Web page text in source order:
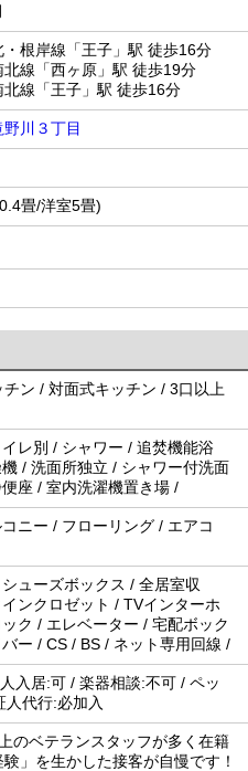
・根岸線「王子」駅 徒歩16分
線「西ヶ原」駅 徒歩19分
線「王子」駅 徒歩16分
川３丁目
畳/洋室5畳)
チン / 対面式キッチン / 3口以上
レ別 / シャワー / 追焚機能浴
/ 洗面所独立 / シャワー付洗面
座 / 室内洗濯機置き場 /
ニー / フローリング / エアコ
ューズボックス / 全居室収
ンクロゼット / TVインターホ
ク / エレベーター / 宅配ボック
ー / CS / BS / ネット専用回線 /
入居:可 / 楽器相談:不可 / ペッ
人代行:必加入
のベテランスタッフが多く在籍
験」を生かした接客が自慢です！